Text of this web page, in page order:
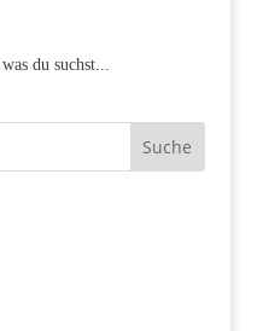
du suchst...